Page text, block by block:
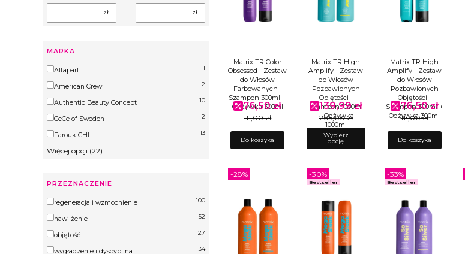
zł
zł
MARKA
Marka
Alfaparf 1
American Crew 2
Authentic Beauty Concept 10
CeCe of Sweden 2
Farouk CHI 13
Więcej opcji (22)
PRZEZNACZENIE
Przeznaczenie
regeneracja i wzmocnienie 100
nawilżenie 52
objętość 27
wygładzenie i dyscyplina 34
Matrix TR Color
Obsessed - Zestaw
do Włosów
Farbowanych -
Szampon 300ml +
Odżywka 300ml
Cena promocyjna
76,50 zł
111,00 zł
Do koszyka
Matrix TR High
Amplify - Zestaw
do Włosów
Pozbawionych
Objętości -
Szampon 1000ml
+ Odżywka
1000ml
Cena promocyjna
139,99 zł
205,00 zł
Wybierz
opcję
Matrix TR High
Amplify - Zestaw
do Włosów
Pozbawionych
Objętości -
Szampon 300ml +
Odżywka 300ml
Cena promocyjna
76,50 zł
111,00 zł
Do koszyka
-28%
Bestseller
-30%
Bestseller
-33%